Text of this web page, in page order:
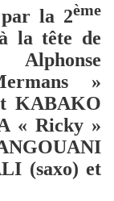
par la 2ème
la tête de
»
KABAKO
« Ricky »
(saxo) et